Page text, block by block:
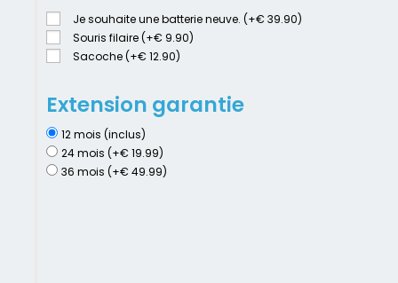
Je souhaite une batterie neuve. (+€ 39.90)
Souris filaire (+€ 9.90)
Sacoche (+€ 12.90)
Extension garantie
12 mois (inclus)
24 mois (+€ 19.99)
36 mois (+€ 49.99)